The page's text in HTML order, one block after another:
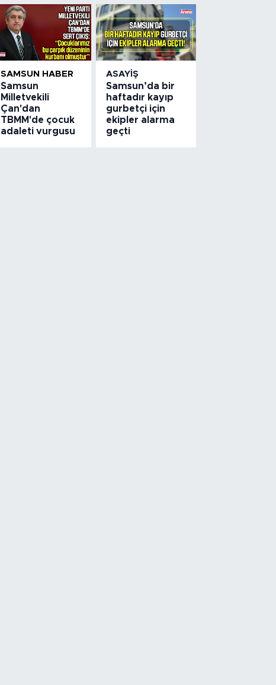
SAMSUN HABER
Samsun
Milletvekili
Çan'dan
TBMM'de çocuk
adaleti vurgusu
ASAYIŞ
Samsun’da bir
haftadır kayıp
gurbetçi için
ekipler alarma
geçti